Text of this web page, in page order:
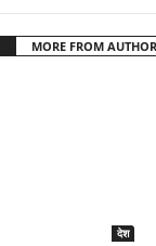
MORE FROM AUTHOR
देश